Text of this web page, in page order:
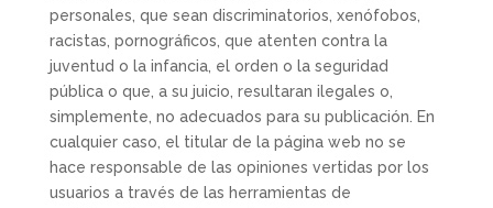
personales, que sean discriminatorios, xenófobos,
racistas, pornográficos, que atenten contra la
juventud o la infancia, el orden o la seguridad
pública o que, a su juicio, resultaran ilegales o,
simplemente, no adecuados para su publicación. En
cualquier caso, el titular de la página web no se
hace responsable de las opiniones vertidas por los
usuarios a través de las herramientas de